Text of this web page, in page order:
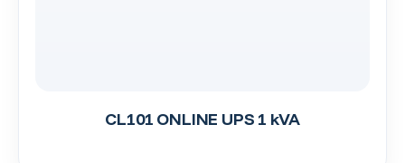
CL101 ONLINE UPS 1 kVA